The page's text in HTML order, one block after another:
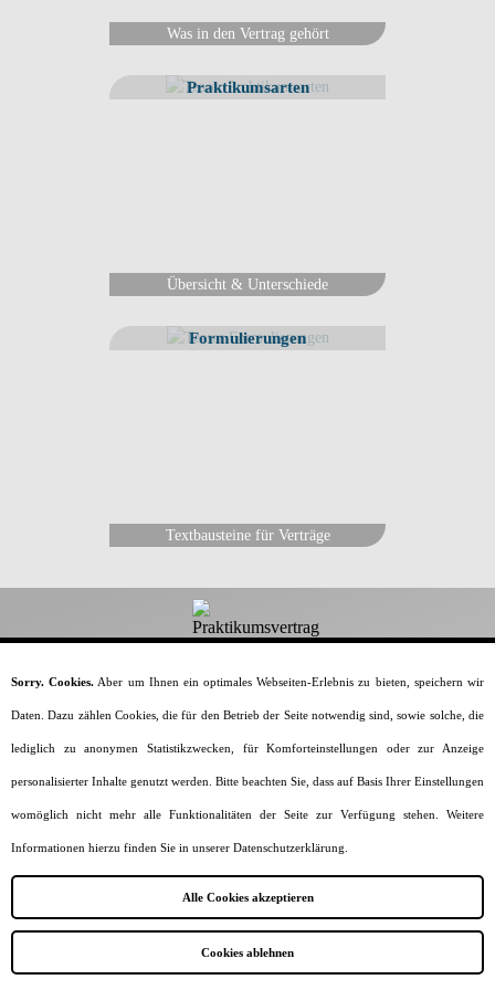
Was in den Vertrag gehört
Praktikumsarten
Übersicht & Unterschiede
Formulierungen
Textbausteine für Verträge
Dein-Praktikumsvertrag.de
Alles rund um den Praktikumsvertrag.
Home Vorlagen & Muster Generator
Formulierungen Wissenswertes
Datenschutz
Amazingh ★ Webagentur Hamburg
Sorry. Cookies. Aber um Ihnen ein optimales Webseiten-Erlebnis zu bieten, speichern wir
Daten. Dazu zählen Cookies, die für den Betrieb der Seite notwendig sind, sowie solche, die
lediglich zu anonymen Statistikzwecken, für Komforteinstellungen oder zur Anzeige
personalisierter Inhalte genutzt werden. Bitte beachten Sie, dass auf Basis Ihrer Einstellungen
womöglich nicht mehr alle Funktionalitäten der Seite zur Verfügung stehen. Weitere
Informationen hierzu finden Sie in unserer Datenschutzerklärung.
Alle Cookies akzeptieren
Cookies ablehnen